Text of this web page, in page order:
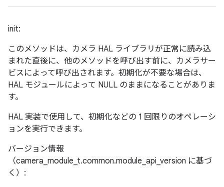
init:
このメソッドは、カメラ HAL ライブラリが正常に読み込
まれた直後に、他のメソッドを呼び出す前に、カメラサー
ビスによって呼び出されます。初期化が不要な場合は、
HAL モジュールによって NULL のままになることがありま
す。
HAL 実装で使用して、初期化などの 1 回限りのオペレーシ
ョンを実行できます。
バージョン情報
（camera_module_t.common.module_api_version に基づ
く）: